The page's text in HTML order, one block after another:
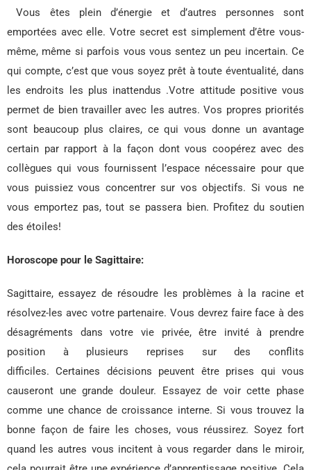
Vous êtes plein d’énergie et d’autres personnes sont
emportées avec elle. Votre secret est simplement d’être vous-
même, même si parfois vous vous sentez un peu incertain. Ce
qui compte, c’est que vous soyez prêt à toute éventualité, dans
les endroits les plus inattendus .Votre attitude positive vous
permet de bien travailler avec les autres. Vos propres priorités
sont beaucoup plus claires, ce qui vous donne un avantage
certain par rapport à la façon dont vous coopérez avec des
collègues qui vous fournissent l’espace nécessaire pour que
vous puissiez vous concentrer sur vos objectifs. Si vous ne
vous emportez pas, tout se passera bien. Profitez du soutien
des étoiles!
Horoscope pour le Sagittaire:
Sagittaire, essayez de résoudre les problèmes à la racine et
résolvez-les avec votre partenaire. Vous devrez faire face à des
désagréments dans votre vie privée, être invité à prendre
position à plusieurs reprises sur des conflits
difficiles. Certaines décisions peuvent être prises qui vous
causeront une grande douleur. Essayez de voir cette phase
comme une chance de croissance interne. Si vous trouvez la
bonne façon de faire les choses, vous réussirez. Soyez fort
quand les autres vous incitent à vous regarder dans le miroir,